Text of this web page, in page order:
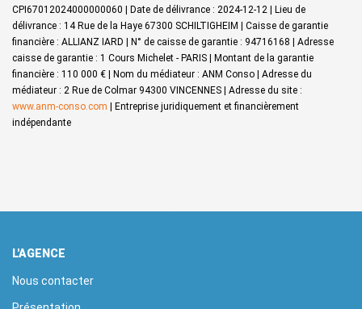
CPI67012024000000060 | Date de délivrance : 2024-12-12 | Lieu de
délivrance : 14 Rue de la Haye 67300 SCHILTIGHEIM | Caisse de garantie
financière : ALLIANZ IARD | N° de caisse de garantie : 94716168 | Adresse
caisse de garantie : 1 Cours Michelet - PARIS | Montant de la garantie
financière : 110 000 € | Nom du médiateur : ANM Conso | Adresse du
médiateur : 2 Rue de Colmar 94300 VINCENNES | Adresse du site :
www.anm-conso.com | Entreprise juridiquement et financièrement
indépendante
L'AGENCE
Nous contacter